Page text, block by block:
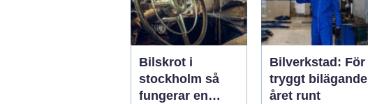
Bilskrot i
stockholm så
fungerar en
Bilverkstad: För
tryggt bilägande
året runt